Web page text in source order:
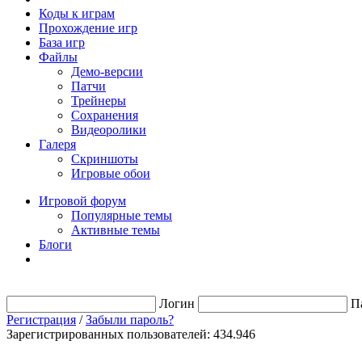
Коды к играм
Прохождение игр
База игр
Файлы
Демо-версии
Патчи
Трейнеры
Сохранения
Видеоролики
Галеря
Скриншоты
Игровые обои
Игровой форум
Популярные темы
Активные темы
Блоги
Логин
Регистрация /Забыли пароль?
Зарегистрированных пользователей: 434.946